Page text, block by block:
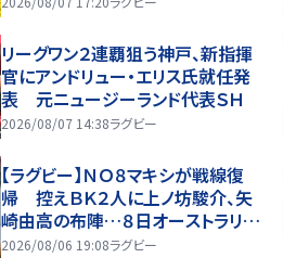
リーグワン２連覇狙う神戸、新指揮
官にアンドリュー・エリス氏就任発
表 元ニュージーランド代表ＳＨ
2026/08/07 14:38ラグビー
【ラグビー】ＮＯ８マキシが戦線復
帰 控えＢＫ２人に上ノ坊駿介、矢
崎由高の布陣…８日オーストラリア
戦
2026/08/06 19:08ラグビー